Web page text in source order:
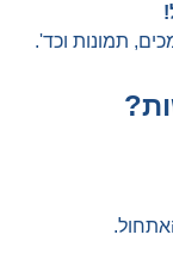
תמונות וכד'.